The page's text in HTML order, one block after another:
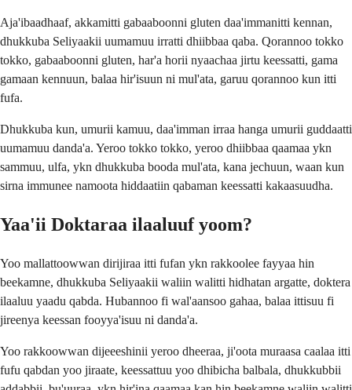
Aja'ibaadhaaf, akkamitti gabaaboonni gluten daa'immanitti kennan,
dhukkuba Seliyaakii uumamuu irratti dhiibbaa qaba. Qorannoo tokko
tokko, gabaaboonni gluten, har'a horii nyaachaa jirtu keessatti, gama
gamaan kennuun, balaa hir'isuun ni mul'ata, garuu qorannoo kun itti
fufa.
Dhukkuba kun, umurii kamuu, daa'imman irraa hanga umurii guddaatti
uumamuu danda'a. Yeroo tokko tokko, yeroo dhiibbaa qaamaa ykn
sammuu, ulfa, ykn dhukkuba booda mul'ata, kana jechuun, waan kun
sirna immunee namoota hiddaatiin qabaman keessatti kakaasuudha.
Yaa'ii Doktaraa ilaaluuf yoom?
Yoo mallattoowwan dirijiraa itti fufan ykn rakkoolee fayyaa hin
beekamne, dhukkuba Seliyaakii waliin walitti hidhatan argatte, doktera
ilaaluu yaadu qabda. Hubannoo fi wal'aansoo gahaa, balaa ittisuu fi
jireenya keessan fooyya'isuu ni danda'a.
Yoo rakkoowwan dijeeeshinii yeroo dheeraa, ji'oota muraasa caalaa itti
fufu qabdan yoo jiraate, keessattuu yoo dhibicha balbala, dhukkubbii